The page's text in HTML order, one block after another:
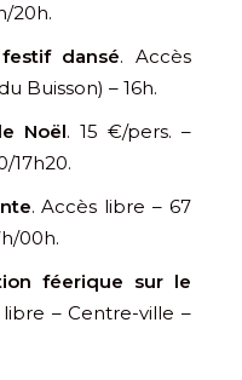
20h.
dansé. Accès
Buisson) – 16h.
Noël. 15 €/pers. –
17h20.
. Accès libre – 67
00h.
féerique sur le
libre – Centre-ville –